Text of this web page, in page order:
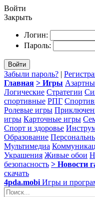
Войти
Закрыть
Логин:
Пароль:
Войти
Забыли пароль? |
Главная > Игры
Логические Стратегии
спортивные РПГ
Ролевые игры
игры Карточные игры
Спорт и здоровье
Образование
Мультимедиа
Украшения Живые обои
безопасность > Новости
скачать
4pda.mobi Игры и